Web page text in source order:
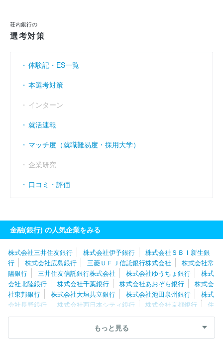
売上伸び率
営業利益率 （％） ----
----
荘内銀行の
選考対策
体験記・ES一覧
本選考対策
インターン
就活速報
マッチ度（就職難易度・採用大学）
企業研究
口コミ・評価
金融(銀行) の人気企業をみる
株式会社三井住友銀行 株式会社伊予銀行
株式会社ＳＢＩ新生銀
行
株式会社広島銀行 三菱ＵＦＪ信託銀行株式会社
株式会社常
陽銀行
三井住友信託銀行株式会社 株式会社ゆうちょ銀行
株式
会社北陸銀行
株式会社千葉銀行 株式会社あおぞら銀行
株式会
社東邦銀行
株式会社大垣共立銀行 株式会社池田泉州銀行
株式
会社長野銀行
株式会社西日本シティ銀行 株式会社京都銀行
住
信ＳＢＩネット銀行株式会社
株式会社東日本銀行
株式会社十六
株式会社栃木銀行
株式会社筑波銀
行
もっと見る